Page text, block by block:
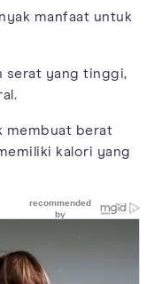
manfaat untuk
serat yang tinggi,
membuat berat
kalori yang